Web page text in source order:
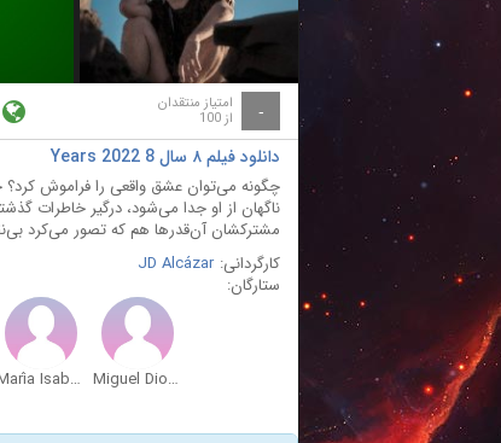
- امتیاز منتقدان
از 100
دانلود فیلم ۸ سال 8 Years 2022
چگونه می‌توان عشق واقعی را فراموش
ناگهان از او جدا می‌شود، درگیر خاطرات
مشترکشان آن‌قدرها هم که تصور می‌کرد
کارگردانی: JD Alcázar
ستارگان:
Miguel Diosdado
María Isabel Díaz